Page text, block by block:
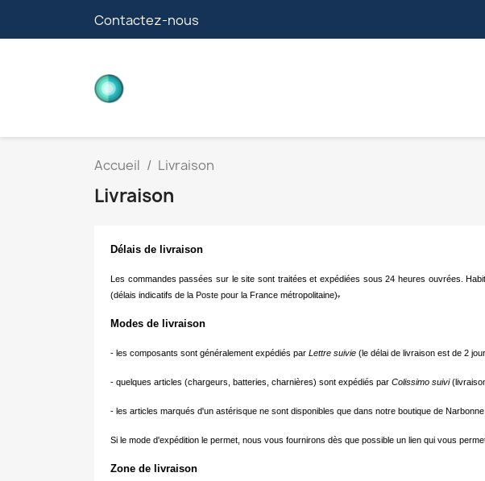
Contactez-nous
Accueil Livraison
Livraison
Délais de livraison
Les commandes passées sur le site sont traitées et expédiées sous 24 heures ouvrées.
(délais indicatifs de la Poste pour la France métropolitaine).
Modes de livraison
- les composants sont généralement expédiés par Lettre suivie (le délai de livraison est de 2
- quelques articles (chargeurs, batteries, charnières) sont expédiés par Colissimo suivi
- les articles marqués d'un astérisque ne sont disponibles que dans notre boutique de
Si le mode d'expédition le permet, nous vous fournirons dès que possible un lien qui vous
Zone de livraison